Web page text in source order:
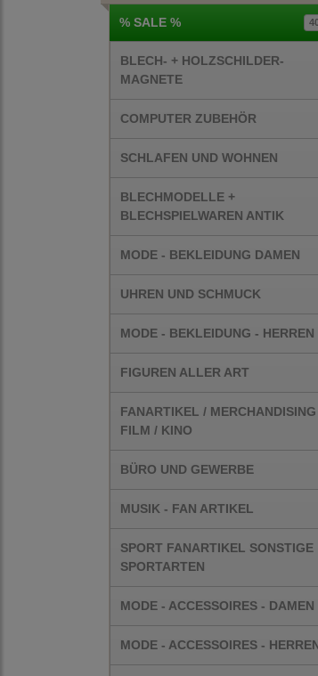
% SALE %
BLECH- + HOLZSCHILDER-
MAGNETE
COMPUTER ZUBEHÖR
SCHLAFEN UND WOHNEN
BLECHMODELLE +
BLECHSPIELWAREN ANTIK
MODE - BEKLEIDUNG DAMEN
UHREN UND SCHMUCK
MODE - BEKLEIDUNG - HERREN
FIGUREN ALLER ART
FANARTIKEL / MERCHANDISING
FILM / KINO
BÜRO UND GEWERBE
MUSIK - FAN ARTIKEL
SPORT FANARTIKEL SONSTIGE
SPORTARTEN
MODE - ACCESSOIRES - DAMEN
MODE - ACCESSOIRES -